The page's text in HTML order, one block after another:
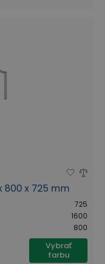
800 x 725 mm
725
1600
800
Vybrať
farbu